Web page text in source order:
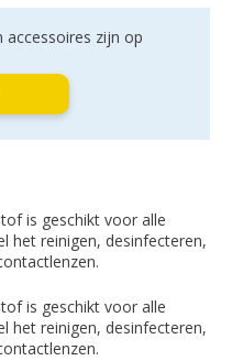
accessoires zijn op
is geschikt voor alle
het reinigen, desinfecteren,
is geschikt voor alle
het reinigen, desinfecteren,